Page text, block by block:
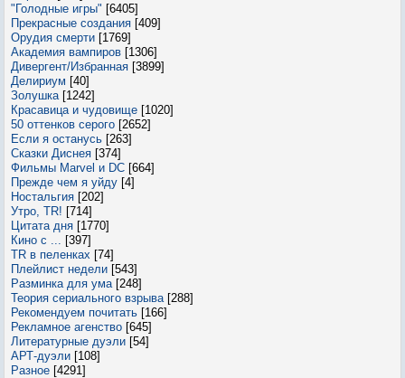
"Голодные игры" [6405]
Прекрасные создания [409]
Орудия смерти [1769]
Академия вампиров [1306]
Дивергент/Избранная [3899]
Делириум [40]
Золушка [1242]
Красавица и чудовище [1020]
50 оттенков серого [2652]
Если я останусь [263]
Сказки Диснея [374]
Фильмы Marvel и DC [664]
Прежде чем я уйду [4]
Ностальгия [202]
Утро, TR! [714]
Цитата дня [1770]
Кино с ... [397]
TR в пеленках [74]
Плейлист недели [543]
Разминка для ума [248]
Теория сериального взрыва [288]
Рекомендуем почитать [166]
Рекламное агенство [645]
Литературные дуэли [54]
АРТ-дуэли [108]
Разное [4291]